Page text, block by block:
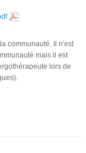
communauté. Il n'est
mais il est
lors de